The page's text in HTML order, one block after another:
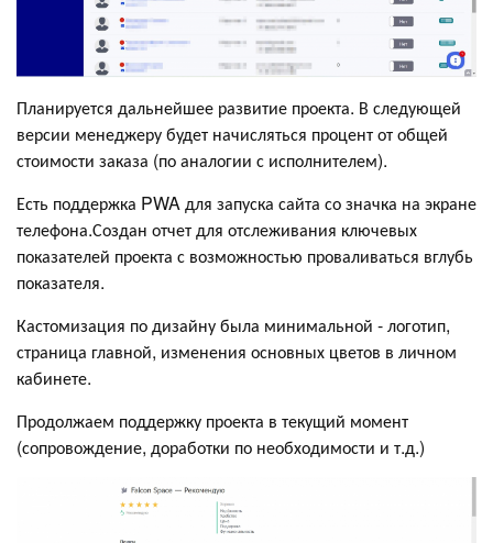
Планируется дальнейшее развитие проекта. В следующей
версии менеджеру будет начисляться процент от общей
стоимости заказа (по аналогии с исполнителем).
Есть поддержка PWA для запуска сайта со значка на экране
телефона.Создан отчет для отслеживания ключевых
показателей проекта с возможностью проваливаться вглубь
показателя.
Кастомизация по дизайну была минимальной - логотип,
страница главной, изменения основных цветов в личном
кабинете.
Продолжаем поддержку проекта в текущий момент
(сопровождение, доработки по необходимости и т.д.)